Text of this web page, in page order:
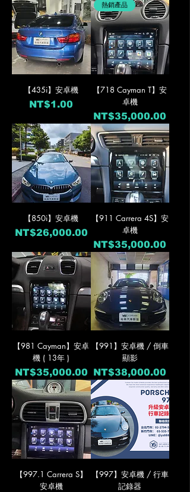
【435i】安卓機
價格
NT$1.00
熱銷產品
【718 Cayman T】安
卓機
價格
NT$35,000.00
【850i】安卓機
價格
NT$26,000.00
【911 Carrera 4S】安
卓機
價格
NT$35,000.00
【981 Cayman】安卓
機 ( 13年 )
價格
NT$35,000.00
【991】安卓機 / 倒車
顯影
價格
NT$38,000.00
【997.1 Carrera S】
安卓機
【997】安卓機 / 行車
記錄器